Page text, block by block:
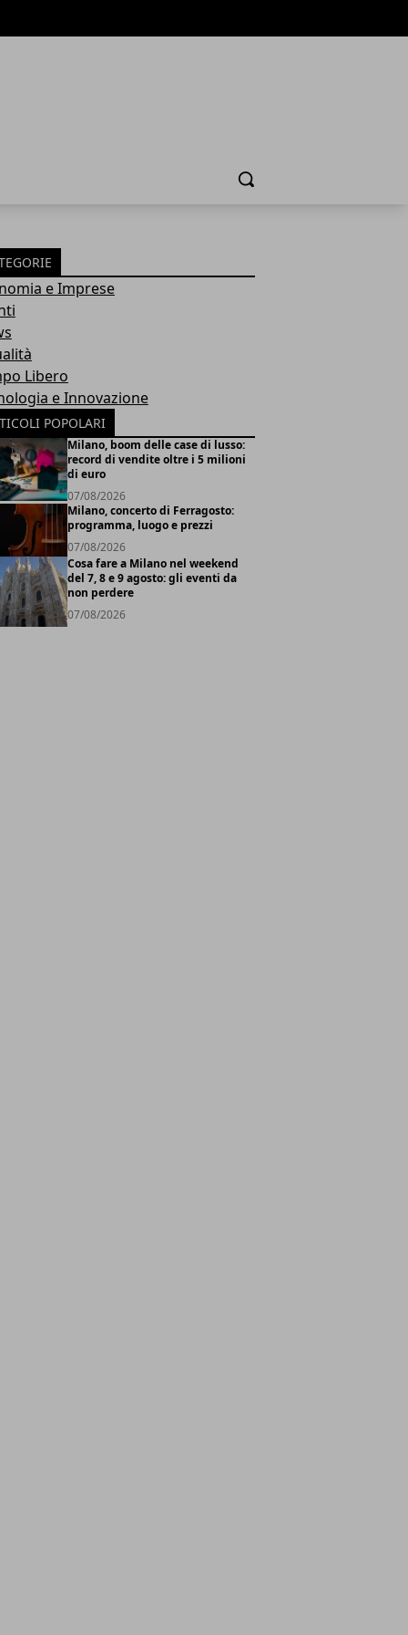
Cerca
e Imprese
Libero
e Innovazione
POPOLARI
Milano, boom delle case di lusso:
record di vendite oltre i 5 milioni
di euro
07/08/2026
Milano, concerto di Ferragosto:
programma, luogo e prezzi
07/08/2026
Cosa fare a Milano nel weekend
del 7, 8 e 9 agosto: gli eventi da
non perdere
07/08/2026